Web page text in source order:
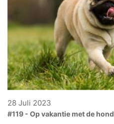
28 Juli 2023
#119 - Op vakantie met de hond